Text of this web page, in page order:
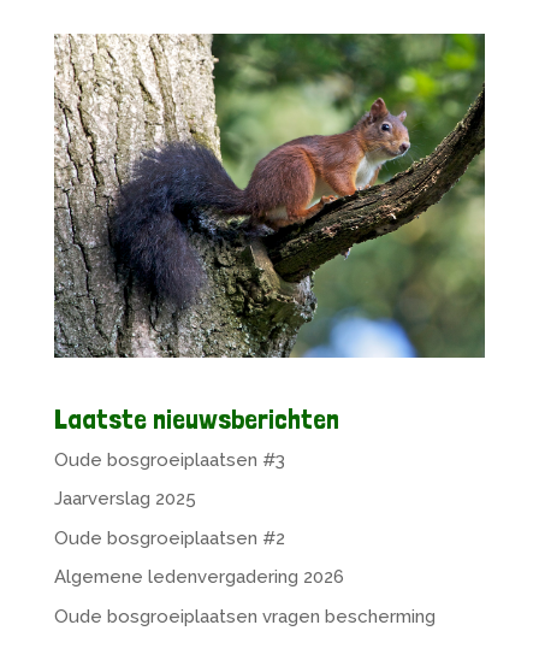
Laatste nieuwsberichten
Oude bosgroeiplaatsen #3
Jaarverslag 2025
Oude bosgroeiplaatsen #2
Algemene ledenvergadering 2026
Oude bosgroeiplaatsen vragen bescherming